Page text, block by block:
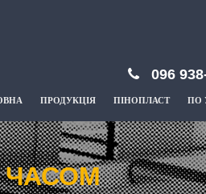
096
ПРОДУКЦІЯ ПІНОПЛАСТ ПО
ЧАСОМ